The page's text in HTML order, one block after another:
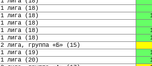
1 лига (18 )
1 лига (18 )
1 лига (18 )
1 лига (18 )
1 лига (18 )
2 лига, группа «Б» (15 )
1 лига (19 )
1 лига (20 )